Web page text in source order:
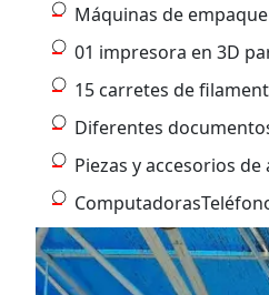
Máquinas de
01 impresora en 3D
15 carretes de
Diferentes
Piezas y accesorios